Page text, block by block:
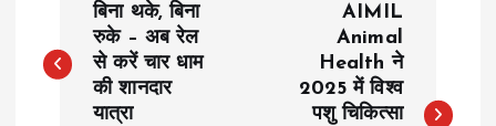
o
बिना थके, बिना
रुके – अब रेल
से करें चार धाम
की शानदार
यात्रा
AIMIL
Animal
Health ने
2025 में विश्व
पशु चिकित्सा